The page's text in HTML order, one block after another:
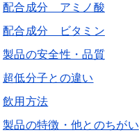
配合成分 アミノ酸
配合成分 ビタミン
製品の安全性・品質
超低分子との違い
飲用方法
製品の特徴・他とのちがい